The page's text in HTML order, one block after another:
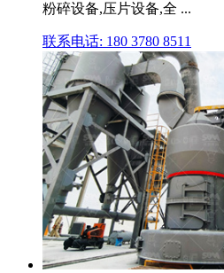
粉碎设备,压片设备,全 ...
联系电话: 180 3780 8511